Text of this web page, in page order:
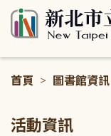
首頁 > 圖書館資訊
活動資訊